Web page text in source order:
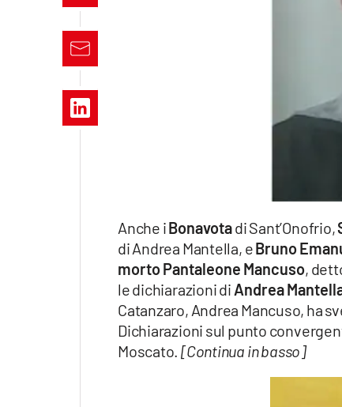
lacapitalenews.it
Vai
Anche iBonavotadi Sant’Onofrio,
di Andrea Mantella, eBruno
morto Pantaleone Mancuso,
le dichiarazioni di Andrea
Catanzaro, Andrea Mancuso, ha
Dichiarazioni sul punto
Moscato.[Continua in basso]